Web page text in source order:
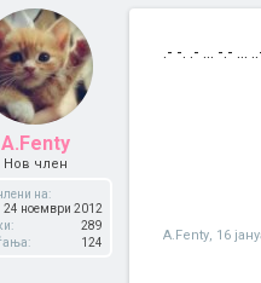
A.Fenty
Нов член
на:
24 ноември 2012
289
124
.- -. .- ... -.- ...
A.Fenty, 16